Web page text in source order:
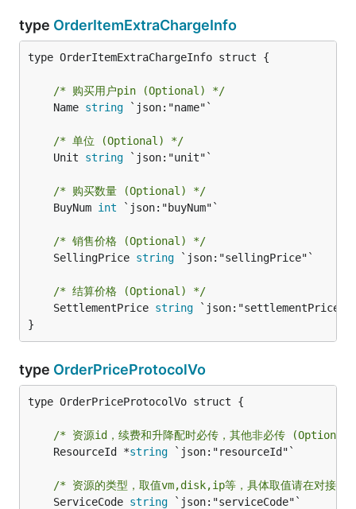
type OrderItemExtraChargeInfo
type OrderItemExtraChargeInfo struct {
/* 购买用户pin (Optional) */
	Name
string `json:"name"`
/* 单位 (Optional) */
	Unit
string `json:"unit"`
/* 购买数量 (Optional) */
	BuyNum
int `json:"buyNum"`
/* 销售价格 (Optional) */
	SellingPrice
string `json:"sellingPrice"`
/* 结算价格 (Optional) */
	SettlementPrice
string `json:"settlementPrice"`
}
type OrderPriceProtocolVo
type OrderPriceProtocolVo struct {
/* 资源id，续费和升降配时必传，其他非必传
	ResourceId *
string `json:"resourceId"`
/* 资源的类型，取值vm,disk,ip等，具体取值请在对接
	ServiceCode
string `json:"serviceCode"`